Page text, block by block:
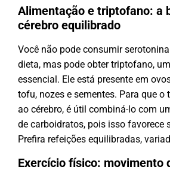
Alimentação e triptofano: a
cérebro equilibrado
Você não pode consumir
dieta, mas pode obter triptofano,
essencial. Ele está presente em
tofu, nozes e sementes. Para que o
ao cérebro, é útil combiná-lo com
de carboidratos, pois isso favorece
Prefira refeições equilibradas,
Exercício físico: movimento